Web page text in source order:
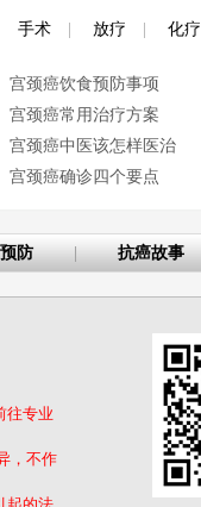
手术 放疗 化疗
宫颈癌饮食预防事项
宫颈癌常用治疗方案
宫颈癌中医该怎样医治
宫颈癌确诊四个要点
防 抗癌故事
往专业
，不作